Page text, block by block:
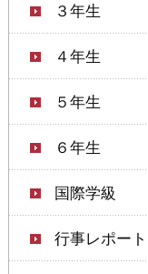
３年生
４年生
５年生
６年生
国際学級
行事レポート